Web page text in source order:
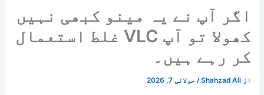
اگر آپ نے یہ مینو کبھی نہیں
کھولا تو آپ VLC غلط استعمال
کر رہے ہیں۔
از Shahzad Ali
/جولائی 7, 2026